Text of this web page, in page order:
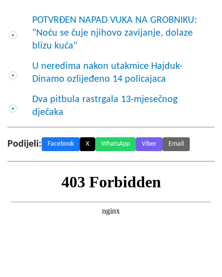
POTVRĐEN NAPAD VUKA NA GROBNIKU:
"Noću se čuje njihovo zavijanje, dolaze
blizu kuća"
U neredima nakon utakmice Hajduk-
Dinamo ozlijeđeno 14 policajaca
Dva pitbula rastrgala 13-mjesečnog
dječaka
Podijeli: Facebook X WhatsApp Viber Email